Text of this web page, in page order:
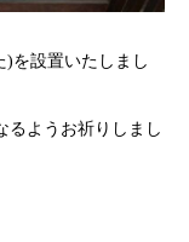
)を設置いたしまし
るようお祈りしまし